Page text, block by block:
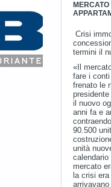
Crisi
termini il
«Il
fare i
frenato le
il nuovo
anni fa e
90.500
unità
mercato
la crisi